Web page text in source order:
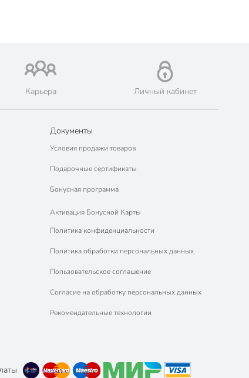
Карьера Личный кабинет
Документы
Условия продажи товаров
Подарочные сертификаты
Бонусная программа
Активация Бонусной Карты
Политика конфиденциальности
Политика обработки персональных данных
Пользовательское соглашение
Согласие на обработку персональных данных
Рекомендательные технологии